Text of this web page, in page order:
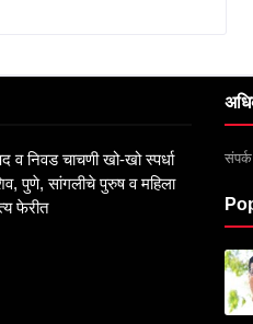
व निवड चाचणी खो-खो स्पर्धा
पुणे, सांगलीचे पुरुष व महिला
फेरीत